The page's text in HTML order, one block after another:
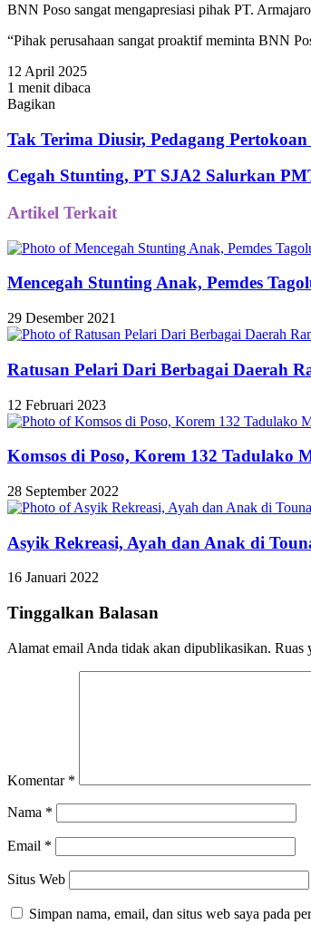
BNN Poso sangat mengapresiasi pihak PT.
“Pihak perusahaan sangat proaktif meminta BNN
12 April 2025
1 menit dibaca
Bagikan
via
Email
Tak Terima Diusir, Pedagang
Cegah Stunting, PT SJA2 Salurkan
Artikel Terkait
Mencegah Stunting Anak, Pemdes
29 Desember 2021
Ratusan Pelari Dari Berbagai Daerah
12 Februari 2023
Komsos di Poso, Korem 132 Tadulako
28 September 2022
Asyik Rekreasi, Ayah dan Anak di
16 Januari 2022
Tinggalkan Balasan
Alamat email Anda tidak akan dipublikasikan. Ruas
Komentar *
Nama *
Email *
Situs Web
Simpan nama, email, dan situs web saya pada